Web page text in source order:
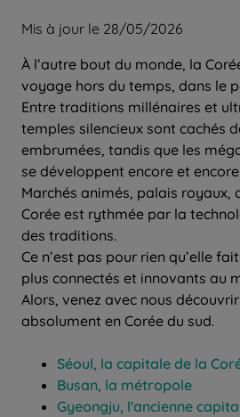
Mis à jour le 28/05/2026
À l’autre bout du monde, la
voyage hors du temps, dans le
Entre traditions millénaires et
temples silencieux sont cachés
embrumées, tandis que les
se développent encore et
Marchés animés, palais royaux,
Corée est rythmée par la
des traditions.
Ce n’est pas pour rien qu’elle
plus connectés et innovants au
Alors, venez avec nous
absolument en Corée du sud.
Séoul, la capitale de la
Busan, la métropole
Gyeongju, l'ancienne